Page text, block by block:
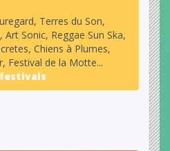
Terres du Son,
Art Sonic, Reggae Sun Ska,
Chiens à Plumes,
Festival de la Motte...